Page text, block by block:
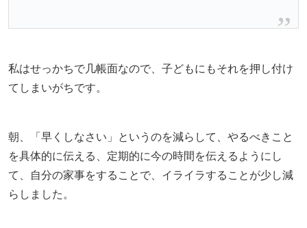
私はせっかちで几帳面なので、子どもにもそれを押し付け
てしまいがちです。
朝、「早くしなさい」というのを減らして、やるべきこと
を具体的に伝える、定期的に今の時間を伝えるようにし
て、自分の家事をすることで、イライラすることが少し減
らしました。